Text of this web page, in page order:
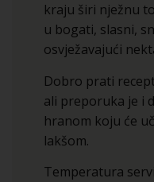
kraju širi nježnu
u bogati, slasni,
osvježavajući
Dobro prati
ali preporuka je i
hranom koju će
lakšom.
Temperatura